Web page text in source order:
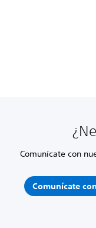
Comunícate con
Comunícate